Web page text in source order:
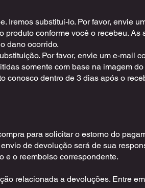
Iremos substituí-lo. Por favor, envie
produto conforme você o recebeu. As
dano ocorrido.
Por favor, envie um e-mail
somente com base na imagem
conosco dentro de 3 dias após o
para solicitar o estorno do
de devolução será de sua
e o reembolso correspondente.
relacionada a devoluções. Entre